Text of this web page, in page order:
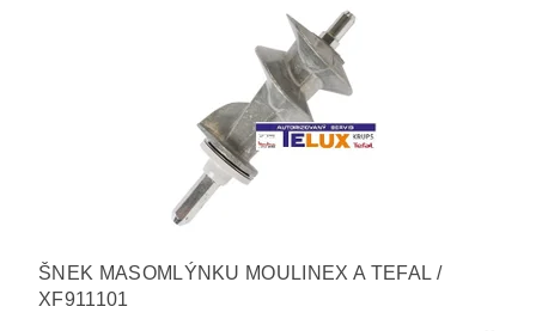
ŠNEK MASOMLÝNKU MOULINEX A TEFAL /
XF911101